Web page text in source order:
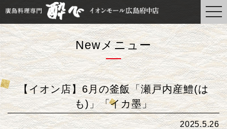
Newメニュー
【イオン店】6月の釜飯「瀬戸内産鱧(は
も)」「イカ墨」
2025.5.26